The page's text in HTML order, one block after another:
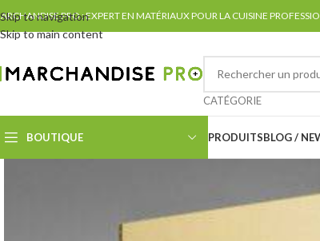
Skip to navigation
Skip to main content
PRO : EXPERT EN MATÉRIAUX POUR LA CUISINE
CATÉGORIE
BOUTIQUE PRODUITSBLOG /